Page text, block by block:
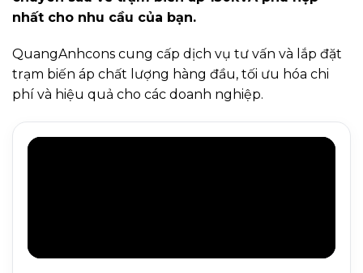
nhất cho nhu cầu của bạn.
QuangAnhcons cung cấp dịch vụ tư vấn và lắp đặt
trạm biến áp chất lượng hàng đầu, tối ưu hóa chi
phí và hiệu quả cho các doanh nghiệp.